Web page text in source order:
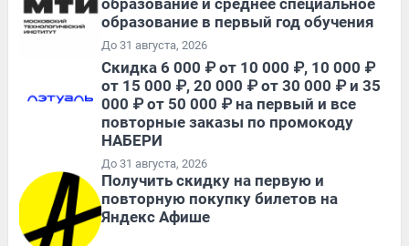
образование в первый год обучения
До 31 августа, 2026
Скидка 6 000 ₽ от 10 000 ₽, 10 000 ₽
от 15 000 ₽, 20 000 ₽ от 30 000 ₽ и 35
000 ₽ от 50 000 ₽ на первый и все
повторные заказы по промокоду
НАБЕРИ
До 31 августа, 2026
Получить скидку на первую и
повторную покупку билетов на
Яндекс Афише